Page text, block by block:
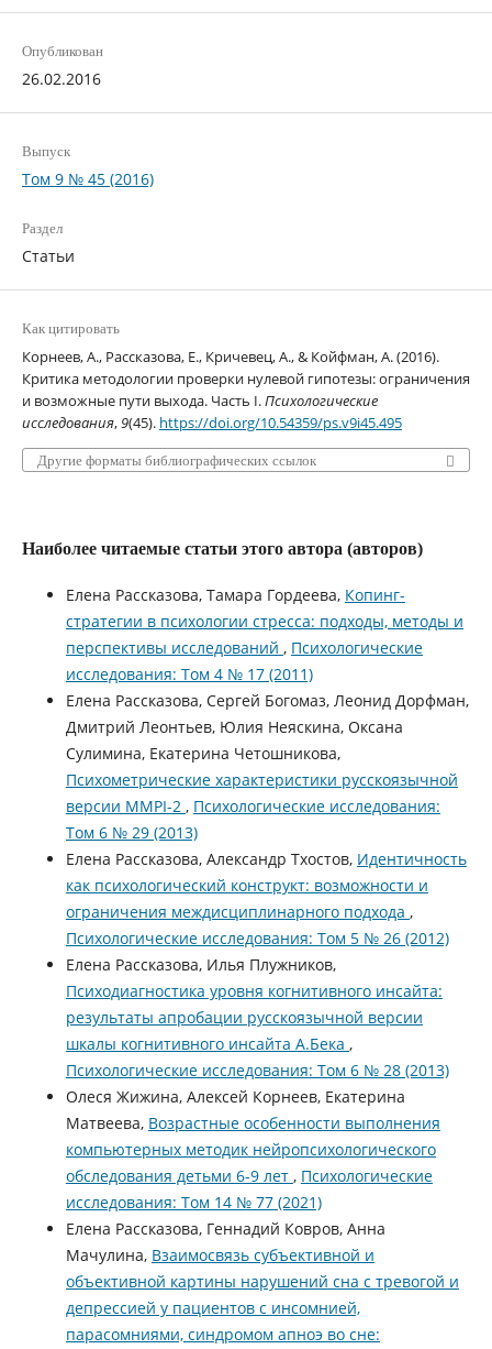
Опубликован
26.02.2016
Выпуск
Том 9 № 45 (2016)
Раздел
Статьи
Как цитировать
Корнеев, А., Рассказова, Е., Кричевец, А., & Койфман, А. (2016).
Критика методологии проверки нулевой гипотезы: ограничения
и возможные пути выхода. Часть I.Психологические
исследования,9(45). https://doi.org/10.54359/ps.v9i45.495
Другие форматы библиографических ссылок
Наиболее читаемые статьи этого автора (авторов)
Елена Рассказова, Тамара Гордеева, Копинг-
стратегии в психологии стресса: подходы, методы и
перспективы исследований , Психологические
исследования: Том 4 № 17 (2011)
Елена Рассказова, Сергей Богомаз, Леонид Дорфман,
Дмитрий Леонтьев, Юлия Неяскина, Оксана
Сулимина, Екатерина Четошникова,
Психометрические характеристики русскоязычной
версии MMPI-2 , Психологические исследования:
Том 6 № 29 (2013)
Елена Рассказова, Александр Тхостов, Идентичность
как психологический конструкт: возможности и
ограничения междисциплинарного подхода ,
Психологические исследования: Том 5 № 26 (2012)
Елена Рассказова, Илья Плужников,
Психодиагностика уровня когнитивного инсайта:
результаты апробации русскоязычной версии
шкалы когнитивного инсайта А.Бека ,
Психологические исследования: Том 6 № 28 (2013)
Олеся Жижина, Алексей Корнеев, Екатерина
Матвеева, Возрастные особенности выполнения
компьютерных методик нейропсихологического
обследования детьми 6-9 лет , Психологические
исследования: Том 14 № 77 (2021)
Елена Рассказова, Геннадий Ковров, Анна
Мачулина, Взаимосвязь субъективной и
объективной картины нарушений сна с тревогой и
депрессией у пациентов с инсомнией,
парасомниями, синдромом апноэ во сне: